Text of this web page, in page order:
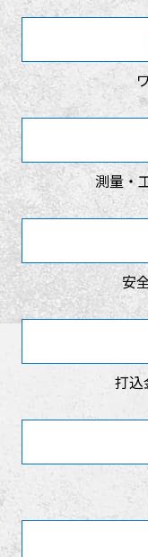
測量・
安
打込